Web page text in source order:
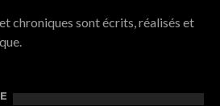
chroniques sont écrits, réalisés et